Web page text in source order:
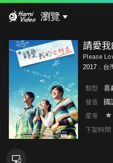
瀏覽
請愛
Please
2017．台
類型 喜
發音 國
星等
下架時間